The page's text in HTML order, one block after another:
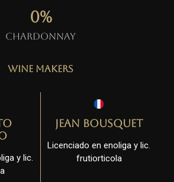
Chardonnay
0%
Wine Makers
y lic.
Jean Bousquet
Licenciado en enoliga y lic.
frutiorticola